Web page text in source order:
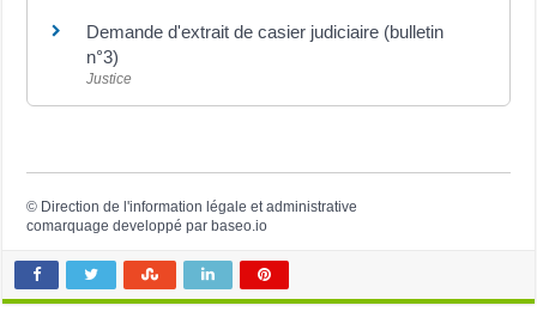
Demande d'extrait de casier judiciaire (bulletin
n°3)
Justice
© Direction de l'information légale et administrative
comarquage developpé par baseo.io